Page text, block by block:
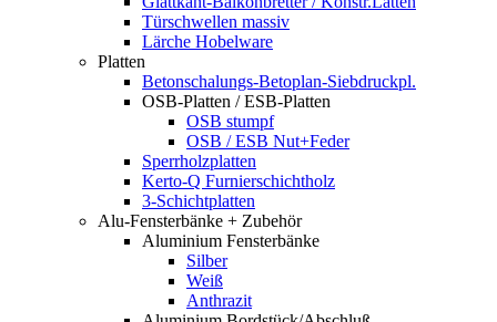
Türschwellen massiv
Lärche Hobelware
Platten
Betonschalungs-Betoplan-Siebdruckpl.
OSB-Platten / ESB-Platten
OSB stumpf
OSB / ESB Nut+Feder
Sperrholzplatten
Kerto-Q Furnierschichtholz
3-Schichtplatten
Alu-Fensterbänke + Zubehör
Aluminium Fensterbänke
Silber
Weiß
Anthrazit